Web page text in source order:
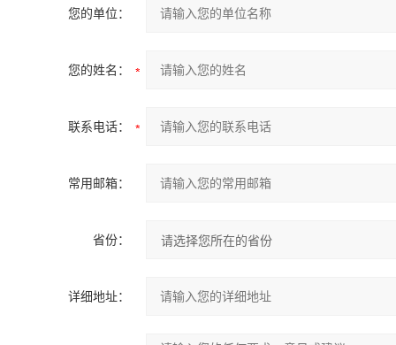
您的单位：
您的姓名：
联系电话：
常用邮箱：
省份：
详细地址：